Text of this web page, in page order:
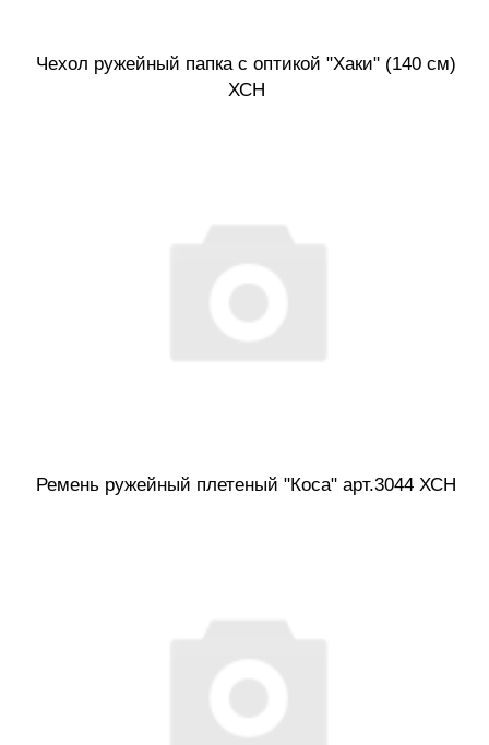
Чехол ружейный папка с оптикой "Хаки" (140 см)
ХСН
Ремень ружейный плетеный "Коса" арт.3044 ХСН